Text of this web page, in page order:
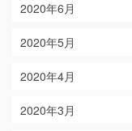
2020年6月
2020年5月
2020年4月
2020年3月